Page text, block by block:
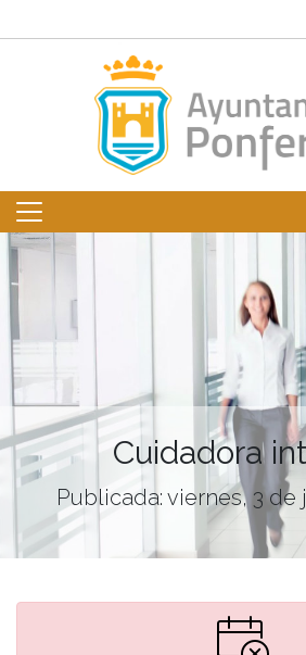
Cuidadora
Publicada: viernes, 3 de